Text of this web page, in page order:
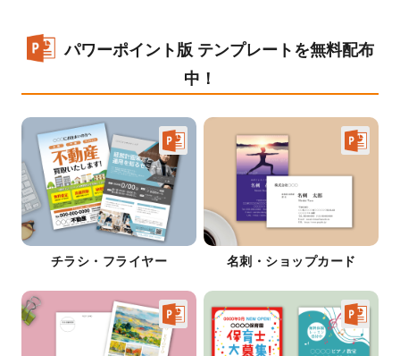
パワーポイント版 テンプレートを無料配布
中！
チラシ・フライヤー 名刺・ショップカード